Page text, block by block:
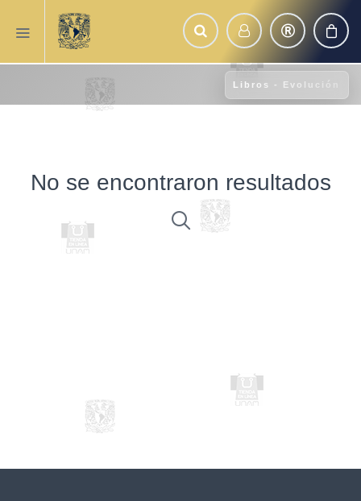
Libros - Evolución
No se encontraron resultados